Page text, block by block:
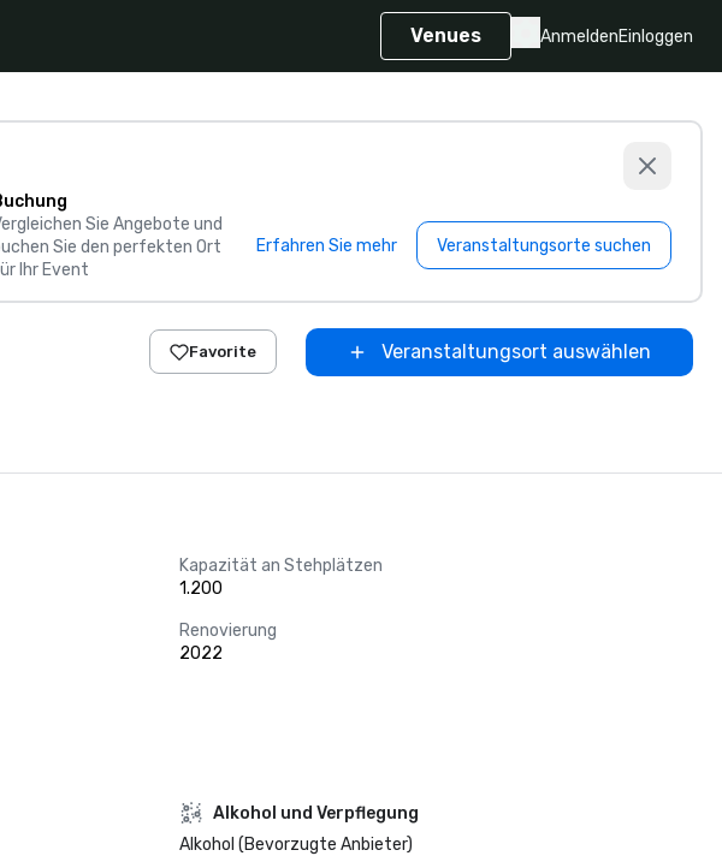
Venues AnmeldenEinloggen
Sie Angebote und
Sie den perfekten Ort
Ihr Event
Erfahren Sie mehr Veranstaltungsorte suchen
Favorite Veranstaltungsort auswählen
Kapazität an Stehplätzen
1.200
Renovierung
2022
‪Alkohol‬ und Verpflegung
Alkohol (Bevorzugte Anbieter)